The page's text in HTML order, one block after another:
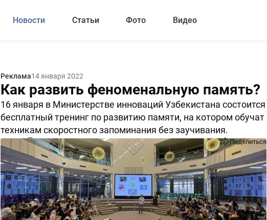
Новости Статьи Фото Видео
Реклама14 января 2022
Как развить феноменальную память?
16 января в Министерстве инноваций Узбекистана состоится
бесплатный тренинг по развитию памяти, на котором обучат
техникам скоростного запоминания без заучивания.
4291 0 Поделиться